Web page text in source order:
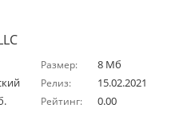
Размер: 8 Мб
Релиз: 15.02.2021
Рейтинг: 0.00